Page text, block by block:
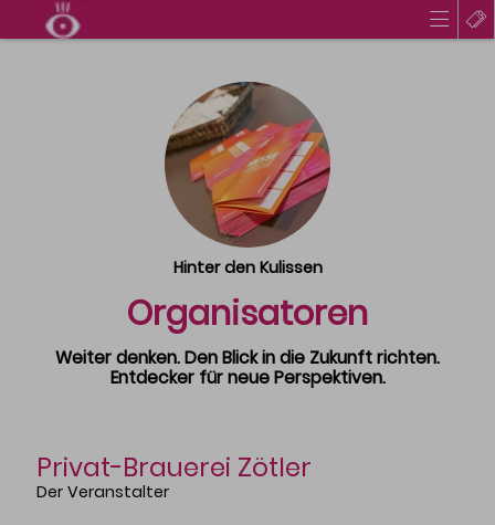
Hintergrund & Ziel
Location & Parken
Inhalte & Speaker
Programm & Zeitplanung
AWARD
Hinter den Kulissen
Organisatoren
Weiter denken. Den Blick in die Zukunft richten.
Entdecker für neue Perspektiven.
Privat-Brauerei Zötler
Der Veranstalter